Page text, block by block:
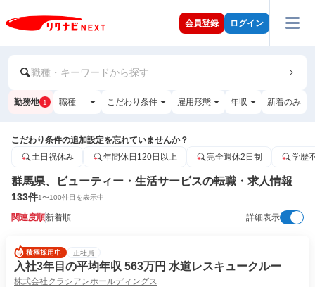
会員登録 ログイン
職種・キーワードから探す
勤務地 1 職種 こだわり条件 雇用形態 年収 新着のみ
こだわり条件の追加設定を忘れていませんか？
土日祝休み
年間休日120日以上 完全週休2日制 学歴
群馬県、ビューティー・生活サービスの転職・求人情報
133件1〜100件目を表示中
関連度順新着順 詳細表示
正社員
入社3年目の平均年収 563万円 水道レスキュークルー
株式会社クラシアンホールディングス